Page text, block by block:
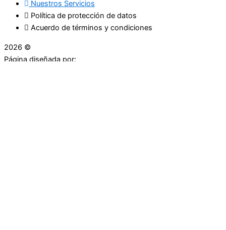
Nuestros Servicios
Política de protección de datos
Acuerdo de términos y condiciones
2026 ©
Página diseñada por: